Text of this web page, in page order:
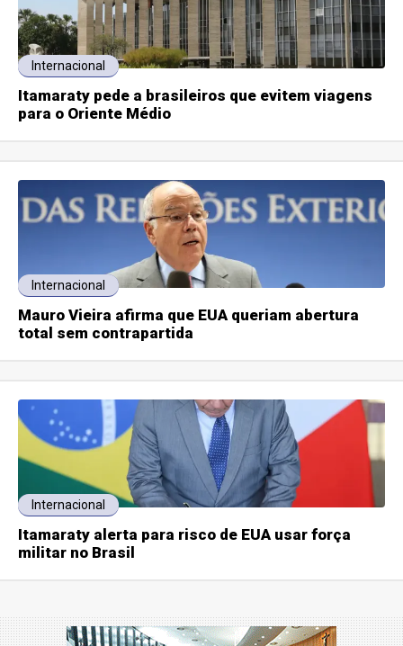
Internacional
Itamaraty pede a brasileiros que evitem viagens
para o Oriente Médio
Internacional
Mauro Vieira afirma que EUA queriam abertura
total sem contrapartida
Internacional
Itamaraty alerta para risco de EUA usar força
militar no Brasil